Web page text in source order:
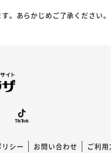
。あらかじめご了承ください。
シー お問い合わせ ご利用